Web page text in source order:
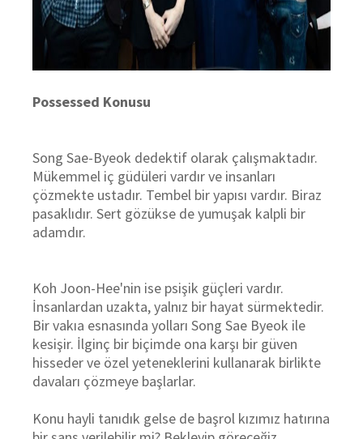
Possessed Konusu
Song Sae-Byeok dedektif olarak çalışmaktadır.
Mükemmel iç güdüleri vardır ve insanları
çözmekte ustadır. Tembel bir yapısı vardır. Biraz
pasaklıdır. Sert gözükse de yumuşak kalpli bir
adamdır.
Koh Joon-Hee'nin ise psişik güçleri vardır.
İnsanlardan uzakta, yalnız bir hayat sürmektedir.
Bir vakıa esnasında yolları Song Sae Byeok ile
kesişir. İlginç bir biçimde ona karşı bir güven
hisseder ve özel yeteneklerini kullanarak birlikte
davaları çözmeye başlarlar.
Konu hayli tanıdık gelse de başrol kızımız hatırına